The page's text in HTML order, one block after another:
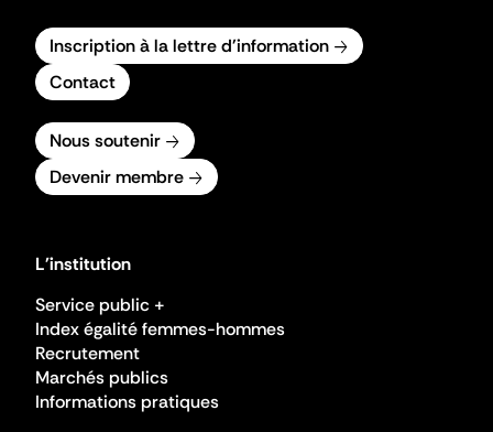
Inscription à la lettre d'information
Contact
Nous soutenir
Devenir membre
L'institution
Service public +
Index égalité femmes-hommes
Recrutement
Marchés publics
Informations pratiques